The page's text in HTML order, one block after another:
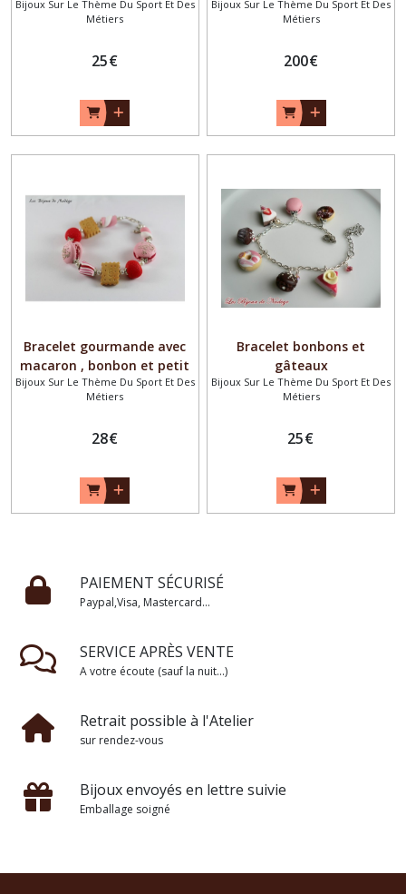
Bijoux Sur Le Thème Du Sport Et Des
Métiers
25€
Bijoux Sur Le Thème Du Sport Et Des
Métiers
200€
Bracelet gourmande avec
macaron , bonbon et petit
beurre
Bijoux Sur Le Thème Du Sport Et Des
Métiers
28€
Bracelet bonbons et
gâteaux
Bijoux Sur Le Thème Du Sport Et Des
Métiers
25€
PAIEMENT SÉCURISÉ
Paypal,Visa, Mastercard...
SERVICE APRÈS VENTE
A votre écoute (sauf la nuit...)
Retrait possible à l'Atelier
sur rendez-vous
Bijoux envoyés en lettre suivie
Emballage soigné